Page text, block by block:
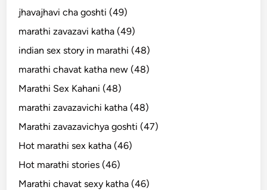
jhavajhavi cha goshti (49)
marathi zavazavi katha (49)
indian sex story in marathi (48)
marathi chavat katha new (48)
Marathi Sex Kahani (48)
marathi zavazavichi katha (48)
Marathi zavazavichya goshti (47)
Hot marathi sex katha (46)
Hot marathi stories (46)
Marathi chavat sexy katha (46)